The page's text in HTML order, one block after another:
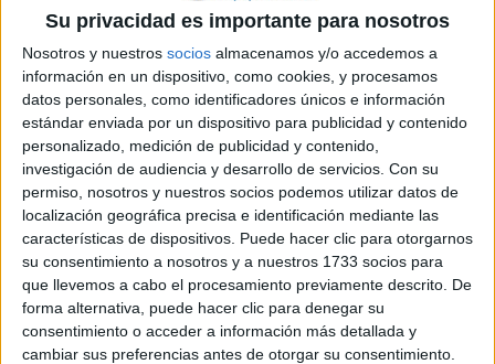
Su privacidad es importante para nosotros
Nosotros y nuestros socios almacenamos y/o accedemos a
información en un dispositivo, como cookies, y procesamos
datos personales, como identificadores únicos e información
estándar enviada por un dispositivo para publicidad y contenido
personalizado, medición de publicidad y contenido,
investigación de audiencia y desarrollo de servicios. Con su
permiso, nosotros y nuestros socios podemos utilizar datos de
localización geográfica precisa e identificación mediante las
características de dispositivos. Puede hacer clic para otorgarnos
su consentimiento a nosotros y a nuestros 1733 socios para
que llevemos a cabo el procesamiento previamente descrito. De
forma alternativa, puede hacer clic para denegar su
consentimiento o acceder a información más detallada y
cambiar sus preferencias antes de otorgar su consentimiento.
nerviosilla.
un beso, os veo el lunes =D
Etiquetas: La universidad - un mundo Biología ULE